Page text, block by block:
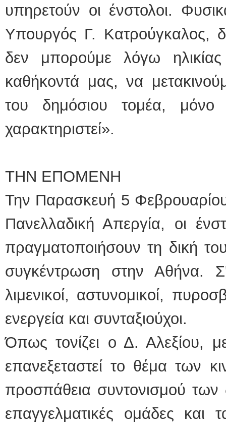
υπηρετούν οι ένστολοι.
Υπουργός Γ. Κατρούγκαλος,
δεν μπορούμε λόγω
καθήκοντά μας, να
του δημόσιου τομέα,
χαρακτηριστεί».
ΤΗΝ ΕΠΟΜΕΝΗ
Την Παρασκευή 5
Πανελλαδική Απεργία, οι
πραγματοποιήσουν τη δική
συγκέντρωση στην Αθήνα.
λιμενικοί, αστυνομικοί,
ενεργεία και συνταξιούχοι.
Όπως τονίζει ο Δ. Αλεξίου,
επανεξεταστεί το θέμα των
προσπάθεια συντονισμού
επαγγελματικές ομάδες και